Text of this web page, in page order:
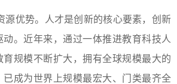
源优势。人才是创新的核心要素，创新
。近年来，通过一体推进教育科技人
规模不断扩大，拥有全球规模最大的
已成为世界上规模最宏大、门类最齐全